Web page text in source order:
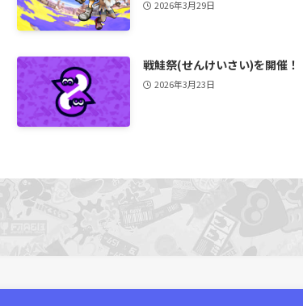
2026年3月29日
戦鮭祭(せんけいさい)を開催！
2026年3月23日